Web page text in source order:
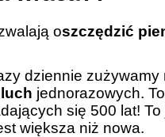
oszczędzić
dziennie zużywamy
jednorazowych.
się 500 lat!
większa niż nowa.